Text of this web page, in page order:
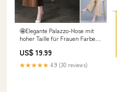
🤩Elegante Palazzo-Hose mit
hoher Taille für Frauen Farbe-
US$ 19.99
★★★★★ 4.9 (30 reviews)